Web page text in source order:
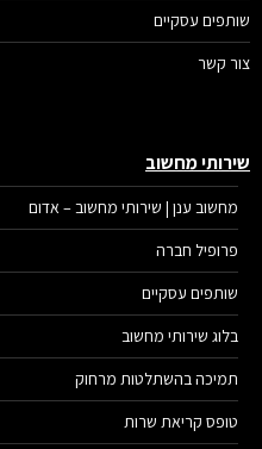
עסקיים
קשר
מחשוב
מחשוב ענן | שירותי מחשוב – אדום
פרופיל חברה
שותפים עסקיים
בלוג שירותי מחשוב
תמיכה בהשתלטות מרחוק
טופס קריאת שרות